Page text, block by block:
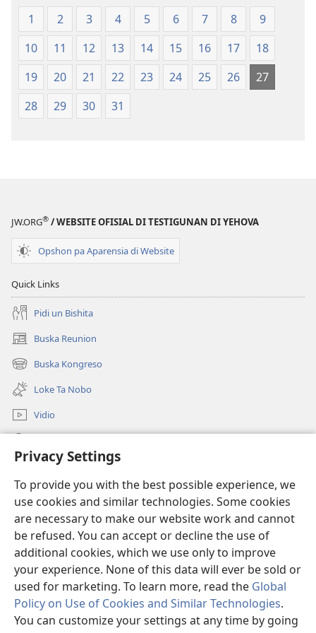
Privacy Settings
To provide you with the best possible experience, we
use cookies and similar technologies. Some cookies
are necessary to make our website work and cannot
be refused. You can accept or decline the use of
additional cookies, which we use only to improve
your experience. None of this data will ever be sold or
used for marketing. To learn more, read the Global
Policy on Use of Cookies and Similar Technologies.
You can customize your settings at any time by going
1 2 3 4 5 6 7 8
9
10
11 12 13 14 15 16 17
18
19
20 21 22 23 24 25 26
27
28
29 30 31
JW.ORG® / WEBSITE OFISIAL DI TESTIGUNAN DI YEHOVA
Opshon pa Aparensia di Website
Quick Links
Pidi un Bishita
Buska Reunion
(opens
new
window)
Buska Kongreso
(opens
new
window)
Loke Ta Nobo
Vidio
(opens
window)BIBLIOTEKA ONLINE Watchtower™
(opens
new
window)JW Hub ®
(opens
new
window)
Copyright© 2026 Watch Tower Bible and Tract Society of Pennsylvania.